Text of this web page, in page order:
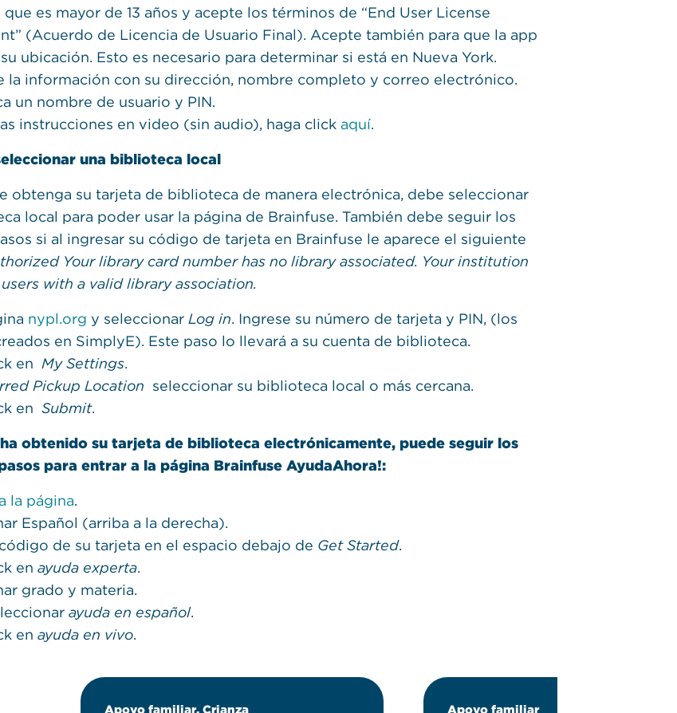
es mayor de 13 años y acepte los términos de “End User License
(Acuerdo de Licencia de Usuario Final). Acepte también para que la app
ubicación. Esto es necesario para determinar si está en Nueva York.
la información con su dirección, nombre completo y correo electrónico.
un nombre de usuario y PIN.
instrucciones en video (sin audio), haga click aquí.
una biblioteca local
obtenga su tarjeta de biblioteca de manera electrónica, debe seleccionar
local para poder usar la página de Brainfuse. También debe seguir los
si al ingresar su código de tarjeta en Brainfuse le aparece el siguiente
Your library card number has no library associated. Your institution
with a valid library association.
nypl.org y seleccionar Log in. Ingrese su número de tarjeta y PIN, (los
en SimplyE). Este paso lo llevará a su cuenta de biblioteca.
en My Settings.
Pickup Location seleccionar su biblioteca local o más cercana.
enSubmit.
obtenido su tarjeta de biblioteca electrónicamente, puede seguir los
para entrar a la página Brainfuse AyudaAhora!:
la página.
Español (arriba a la derecha).
de su tarjeta en el espacio debajo de Get Started.
enayuda experta.
grado y materia.
ayuda en español.
enayuda en vivo.
Apoyo familiar, Crianza Apoyo familiar